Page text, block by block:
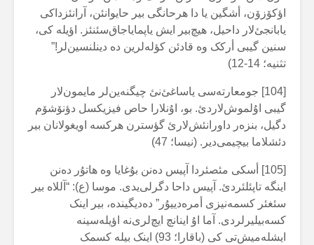
اؤکۆزۆن، أشگین یا دا هرحانگی بیر حایوانئن، آرانئزداکی
یابانجئ‌لار داحیل، هیچ‌بیر ایش یاپمایاجاق‌سئنئز. اؤیلە کی،
سنین گیبی أرکک وە قادئن کؤلەلرین دە دینلنسین‌لر!”
تثنیە؛ 14-12)
[104] جومعارتەسی یاساغئ‌نئ چیگنەین‌لر مایمون‌لار
گیبی اۇلموش‌لاردئ. بو، اۇنلارا حاص فیزیکسل دؤنۆشۆم
دگیل، بنزەر داورانئش‌لارئ گؤسترن هرکسە اویغولانان بیر
دئشلاما بیچیمی‌دیر. (نیسا؛ 47)
[105] أسکی مئصئردا آپیس دەنن بۇغایا وە هاتۇر دەنن
اینگە تاپئلئردئ. آپیس داحا دگرلی‌یدی. موسا (ع): “آللاە بیر
سئغئر کسمەنیزی أمرەدییۇر” دەدیگیندە، بیر اینک
کسەبیلیرلردی. آما اۇ اینانچ ایچ‌لری‌نە اؤیلەسینە
ایشلەمیش‌تی کی (باقارا؛ 93) اینک بیلە کسمک